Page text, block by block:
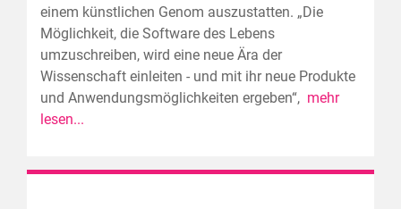
einem künstlichen Genom auszustatten. „Die
Möglichkeit, die Software des Lebens
umzuschreiben, wird eine neue Ära der
Wissenschaft einleiten - und mit ihr neue Produkte
und Anwendungsmöglichkeiten ergeben“, mehr
lesen...